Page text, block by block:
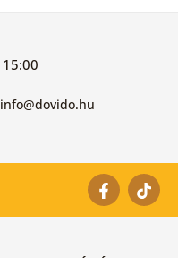
info@dovido.hu